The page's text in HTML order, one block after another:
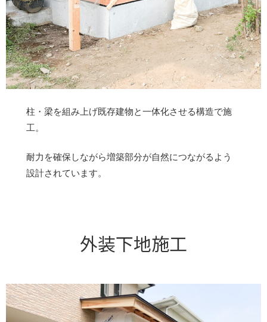
柱・梁を組み上げ既存建物と一体化させる構造で施
工。
耐力を確保しながら増築部分が自然につながるよう
設計されています。
外装下地施工